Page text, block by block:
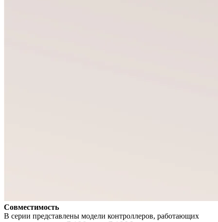
Совместимость
В серии представлены модели контроллеров, работающих